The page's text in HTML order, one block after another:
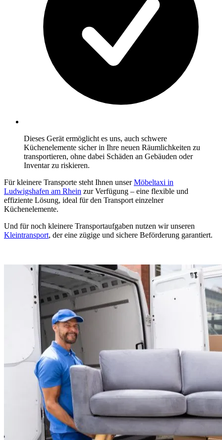
Dieses Gerät ermöglicht es uns, auch schwere
Küchenelemente sicher in Ihre neuen Räumlichkeiten zu
transportieren, ohne dabei Schäden an Gebäuden oder
Inventar zu riskieren.
Für kleinere Transporte steht Ihnen unserMöbeltaxi in
Ludwigshafen am Rhein zur Verfügung – eine flexible und
effiziente Lösung, ideal für den Transport einzelner
Küchenelemente.
Und für noch kleinere Transportaufgaben nutzen wir unseren
Kleintransport, der eine zügige und sichere Beförderung garantiert.